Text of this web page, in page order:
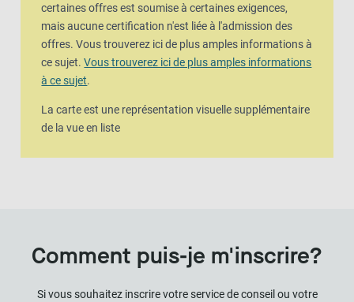
certaines offres est soumise à certaines exigences,
mais aucune certification n'est liée à l'admission des
offres. Vous trouverez ici de plus amples informations à
ce sujet.Vous trouverez ici de plus amples informations
à ce sujet.
La carte est une représentation visuelle supplémentaire
de la vue en liste
Comment puis-je m'inscrire?
Si vous souhaitez inscrire votre service de conseil ou votre